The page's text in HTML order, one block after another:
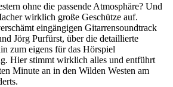
ohne die passende Atmosphäre? Und
wirklich große Geschütze auf.
eingängigen Gitarrensoundtrack
Jörg Purfürst, über die detaillierte
zum eigens für das Hörspiel
Hier stimmt wirklich alles und entführt
Minute an in den Wilden Westen am